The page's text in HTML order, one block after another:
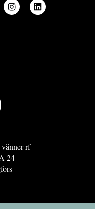
vänner rf
24